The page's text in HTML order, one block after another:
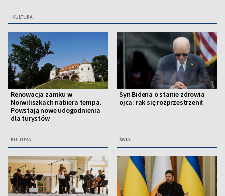
KULTURA
Renowacja zamku w
Norwiliszkach nabiera tempa.
Powstają nowe udogodnienia
dla turystów
KULTURA
Syn Bidena o stanie zdrowia
ojca: rak się rozprzestrzenił
ŚWIAT